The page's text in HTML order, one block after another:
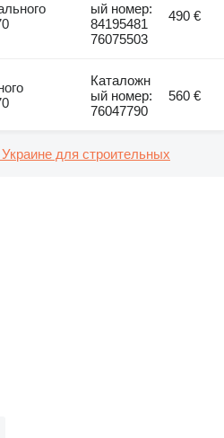
ый номер:
84195481
76075503
490 €
Каталожн
ый номер:
76047790
560 €
для строительных